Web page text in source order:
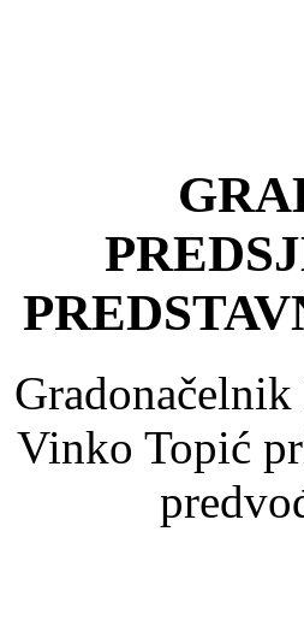
Vinko Topić